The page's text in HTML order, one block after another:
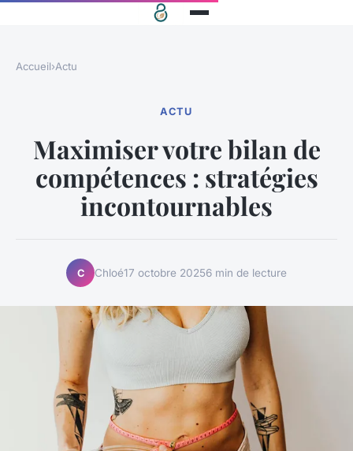
Accueil›Actu
ACTU
Maximiser votre bilan de
compétences : stratégies
incontournables
C Chloé17 octobre 20256 min de lecture